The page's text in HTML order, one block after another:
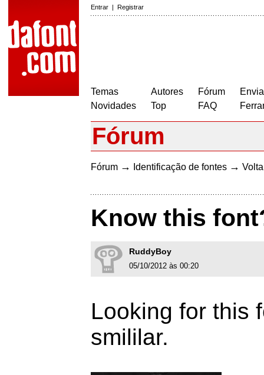
Entrar | Registrar
Temas
Novidades
Autores
Top
Fórum
FAQ
Fórum
Fórum → Identificação de fontes →
Know this
RuddyBoy
05/10/2012 às 00:20
Looking for this
smililar.